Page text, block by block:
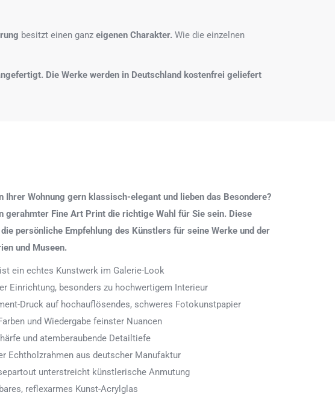
besitzt einen ganz eigenen Charakter. Wie die einzelnen
Die Werke werden in Deutschland kostenfrei geliefert
Ihrer Wohnung gern klassisch-elegant und lieben das Besondere?
gerahmter Fine Art Print die richtige Wahl für Sie sein. Diese
persönliche Empfehlung des Künstlers für seine Werke und der
und Museen.
ein echtes Kunstwerk im Galerie-Look
Einrichtung, besonders zu hochwertigem Interieur
Druck auf hochauflösendes, schweres Fotokunstpapier
und Wiedergabe feinster Nuancen
und atemberaubende Detailtiefe
Echtholzrahmen aus deutscher Manufaktur
unterstreicht künstlerische Anmutung
reflexarmes Kunst-Acrylglas